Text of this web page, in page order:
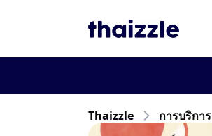
Thaizzle การบริการ